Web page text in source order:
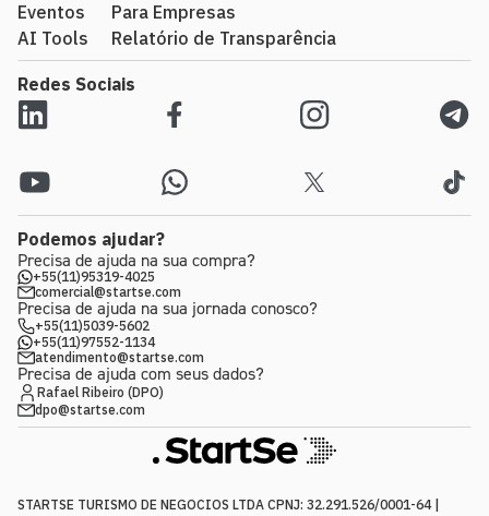
Eventos
AI Tools
Para Empresas
Relatório de Transparência
Redes Sociais
Podemos ajudar?
Precisa de ajuda na sua compra?
+55(11)95319-4025
comercial@startse.com
Precisa de ajuda na sua jornada conosco?
+55(11)5039-5602
+55(11)97552-1134
atendimento@startse.com
Precisa de ajuda com seus dados?
Rafael Ribeiro (DPO)
dpo@startse.com
STARTSE TURISMO DE NEGOCIOS LTDA CPNJ: 32.291.526/0001-64 |